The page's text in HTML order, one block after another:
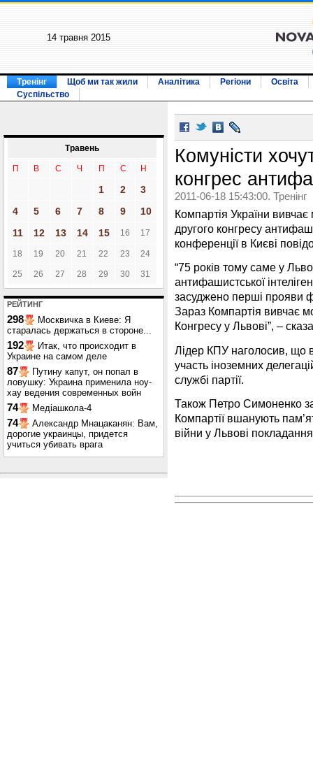
14 травня 2015
Тренінг Щоб ми так жили Аналітика Регіони
Освіта
Суспільство
Травень
П В С Ч П С Н
1 2
3
4
5 6 7 8 9
10
11
12 13 14 15 16 17
18 19 20 21 22 23 24
25 26 27 28 29 30 31
РЕЙТИНГ
298
Москвичка в Киеве: Я
старалась держаться в стороне...
192
Итак, что происходит в
Украине на самом деле
87
Путину капут, он попал в
ловушку: Украина применила ноу-
хау ведения современных войн
74 Медіашкола-4
74
Александр Мнацаканян: Вам,
дорогие украинцы, придется
учиться убивать врага
Комуністи
конгрес
2011-06-18 15:43:00. Тренінг
Компартія України
другого конгресу
конференції в Києві
“75 років тому саме у
антифашистської
засуджено перші прояви
Зараз Компартія вивчає
Конгресу у Львові”, –
Лідер КПУ наголосив, що
участь іноземних
службі партії.
Також Петро Симоненко
Компартії вшанують
війни у Львові